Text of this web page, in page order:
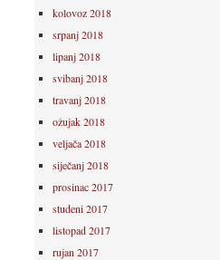
kolovoz 2018
srpanj 2018
lipanj 2018
svibanj 2018
travanj 2018
ožujak 2018
veljača 2018
siječanj 2018
prosinac 2017
studeni 2017
listopad 2017
rujan 2017